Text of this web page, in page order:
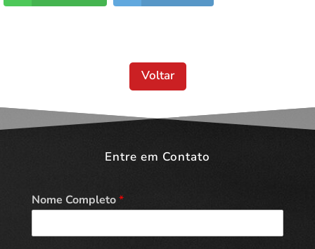
Voltar
Entre em Contato
Nome Completo*